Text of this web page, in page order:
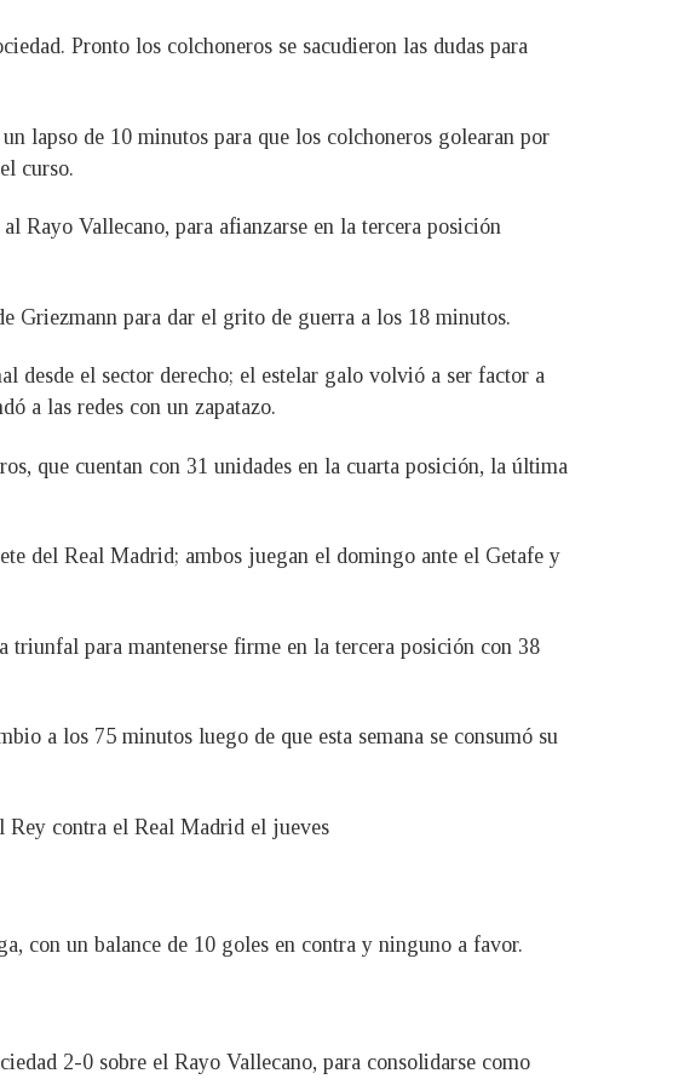
Pronto los colchoneros se sacudieron las dudas para
lapso de 10 minutos para que los colchoneros golearan por
curso.
Rayo Vallecano, para afianzarse en la tercera posición
Griezmann para dar el grito de guerra a los 18 minutos.
desde el sector derecho; el estelar galo volvió a ser factor a
a las redes con un zapatazo.
que cuentan con 31 unidades en la cuarta posición, la última
del Real Madrid; ambos juegan el domingo ante el Getafe y
para mantenerse firme en la tercera posición con 38
a los 75 minutos luego de que esta semana se consumó su
Rey contra el Real Madrid el jueves
con un balance de 10 goles en contra y ninguno a favor.
2-0 sobre el Rayo Vallecano, para consolidarse como